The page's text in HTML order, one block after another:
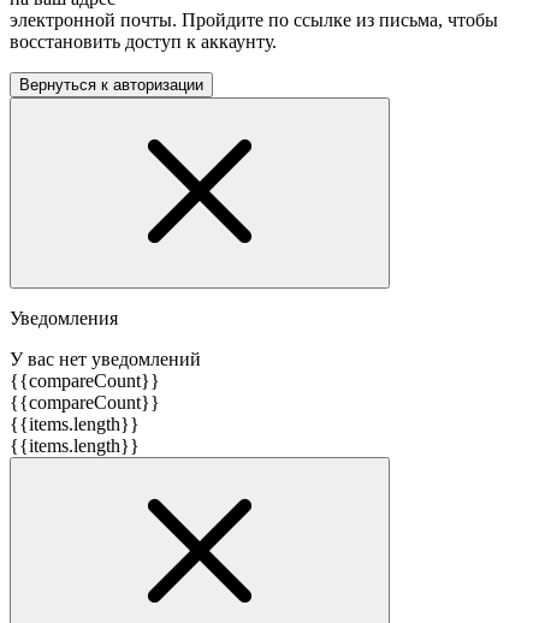
электронной почты. Пройдите по ссылке из письма, чтобы
восстановить доступ к аккаунту.
Вернуться к авторизации
Уведомления
У вас нет уведомлений
{{compareCount}}
{{compareCount}}
{{items.length}}
{{items.length}}